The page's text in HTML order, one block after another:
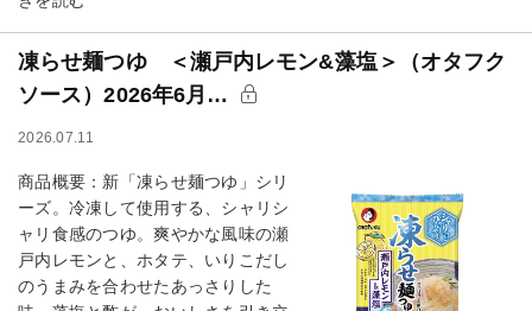
凍らせ麺つゆ ＜瀬戸内レモン&藻塩＞（オタフク
ソース）2026年6月…
2026.07.11
商品概要：新「凍らせ麺つゆ」シリ
ーズ。冷凍して使用する、シャリシ
ャリ食感のつゆ。爽やかな風味の瀬
戸内レモンと、ホタテ、いりこだし
のうまみを合わせたあっさりした